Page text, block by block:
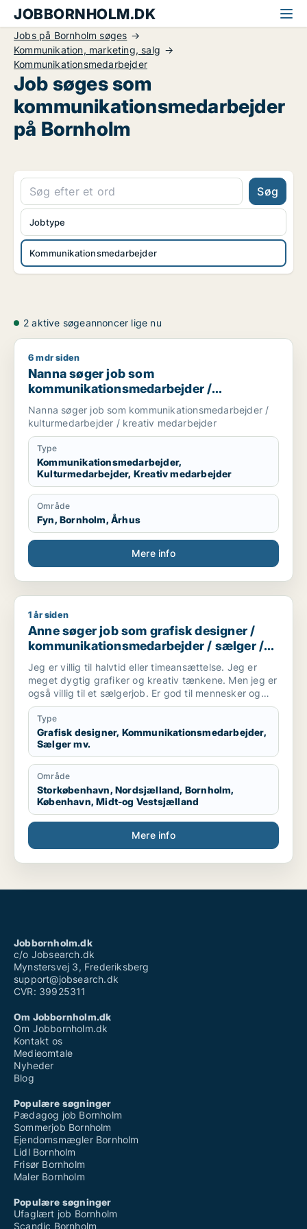
JOBBORNHOLM.DK
Jobs på Bornholm søges
Kommunikation, marketing, salg
Kommunikationsmedarbejder
Job søges som
kommunikationsmedarbejder
på Bornholm
Søg
Kommunikationsmedarbejder
Jobtype
2 aktive søgeannoncer lige nu
Nanna søger job som kommunikationsmedarbejder /
6 mdr siden
Nanna søger job som
kommunikationsmedarbejder /
kulturmedarbejder / kreativ medarbejder
Nanna søger job som kommunikationsmedarbejder /
kulturmedarbejder / kreativ medarbejder
Type
Kommunikationsmedarbejder,
Kulturmedarbejder, Kreativ medarbejder
Område
Fyn, Bornholm, Århus
Mere info
Anne søger job som grafisk designer /
1 år siden
Anne søger job som grafisk designer /
kommunikationsmedarbejder / sælger /
kreativ medarbejder / børnepasser
Jeg er villig til halvtid eller timeansættelse. Jeg er
meget dygtig grafiker og kreativ tænkene. Men jeg er
også villig til et sælgerjob. Er god til mennesker og
folk kan lide mig. Jeg har tre børn og elsker dem. Så
tænker også evt. et job i en kreativ børnehave,
efterskole undervisning eller andet formidling vil jeg
være god til.
Type
Grafisk designer, Kommunikationsmedarbejder,
Sælger mv.
Område
Storkøbenhavn, Nordsjælland, Bornholm,
København, Midt-og Vestsjælland
Mere info
Jobbornholm.dk
c/o Jobsearch.dk
Mynstersvej 3, Frederiksberg
support@jobsearch.dk
CVR: 39925311
Om Jobbornholm.dk
Om Jobbornholm.dk
Kontakt os
Medieomtale
Nyheder
Blog
Populære søgninger
Pædagog job Bornholm
Sommerjob Bornholm
Ejendomsmægler Bornholm
Lidl Bornholm
Frisør Bornholm
Maler Bornholm
Populære søgninger
Ufaglært job Bornholm
Scandic Bornholm